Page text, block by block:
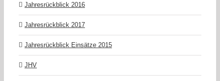
Jahresrückblick 2016
Jahresrückblick 2017
Jahresrückblick Einsätze 2015
JHV